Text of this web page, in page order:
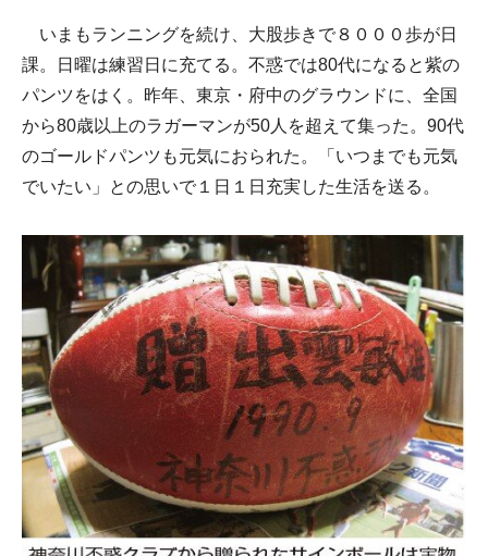
いまもランニングを続け、大股歩きで８０００歩が日
課。日曜は練習日に充てる。不惑では80代になると紫の
パンツをはく。昨年、東京・府中のグラウンドに、全国
から80歳以上のラガーマンが50人を超えて集った。90代
のゴールドパンツも元気におられた。「いつまでも元気
でいたい」との思いで１日１日充実した生活を送る。